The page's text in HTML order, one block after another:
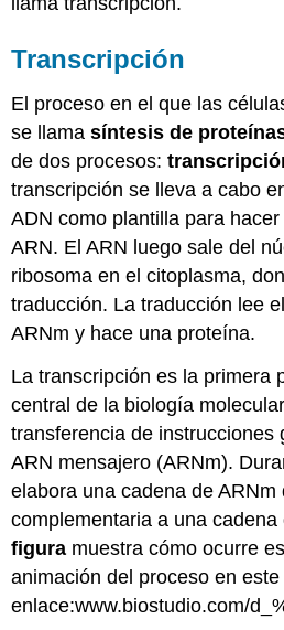
Transcripción
El proceso en el que las
se llamasíntesis de
de dos procesos:
transcripción se lleva a cabo
ADN como plantilla para
ARN. El ARN luego sale del
ribosoma en el citoplasma,
traducción. La traducción lee
ARNm y hace una proteína.
La transcripción es la primera
central de la biología
transferencia de instrucciones
ARN mensajero (ARNm).
elabora una cadena de ARNm
complementaria a una cadena
figura muestra cómo ocurre
animación del proceso en este
enlace:www.biostudio.com/